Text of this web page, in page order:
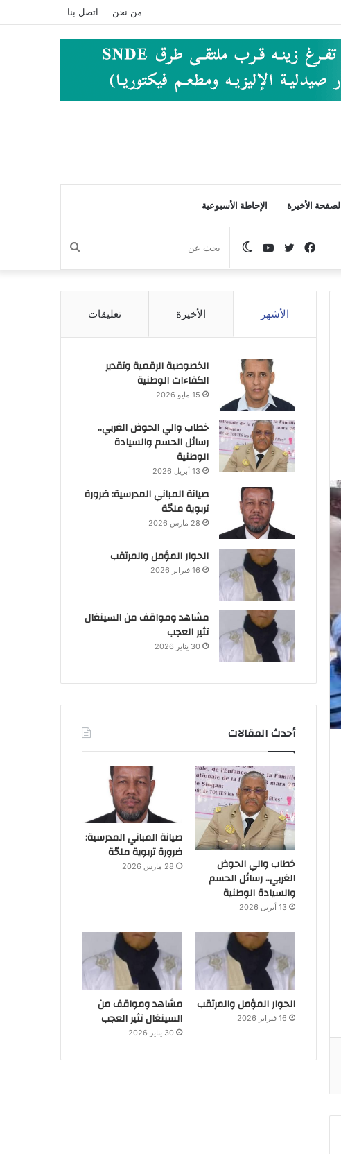
من نحن اتصل بنا
الصفحة الأخيرة الإحاطة الأسبوعية
بحث
عن
الوضع
المظلم
يوتيوبتويتر
فيسبوك
الأشهر الأخيرة تعليقات
الخصوصية الرقمية وتقدير
الكفاءات الوطنية
15 مايو 2026
خطاب والي الحوض الغربي..
رسائل الحسم والسيادة
الوطنية
13 أبريل 2026
صيانة المباني المدرسية: ضرورة
تربوية ملحّة
28 مارس 2026
الحوار المؤمل والمرتقب
16 فبراير 2026
مشاهد ومواقف من السينغال
تثير العجب
30 يناير 2026
أحدث المقالات
خطاب والي الحوض
الغربي.. رسائل الحسم
والسيادة الوطنية
13 أبريل 2026
صيانة المباني المدرسية:
ضرورة تربوية ملحّة
28 مارس 2026
الحوار المؤمل والمرتقب
16 فبراير 2026
مشاهد ومواقف من
السينغال تثير العجب
30 يناير 2026